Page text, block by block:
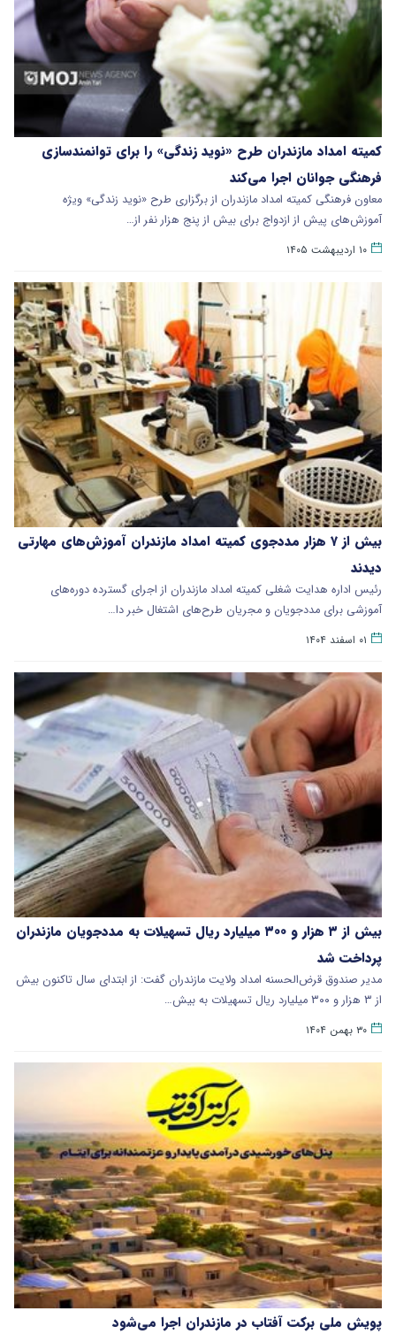
کمیته امداد مازندران طرح «نوید زندگی» را برای توانمندسازی
فرهنگی جوانان اجرا می‌کند
معاون فرهنگی کمیته امداد مازندران از برگزاری طرح «نوید زندگی» ویژه
آموزش‌های پیش از ازدواج برای بیش از پنج هزار نفر از…
۱۰ اردیبهشت ۱۴۰۵
بیش از ۷ هزار مددجوی کمیته امداد مازندران آموزش‌های مهارتی
دیدند
رئیس اداره هدایت شغلی کمیته امداد مازندران از اجرای گسترده دوره‌های
آموزشی برای مددجویان و مجریان طرح‌های اشتغال خبر دا…
۰۱ اسفند ۱۴۰۴
بیش از ۳ هزار و ۳۰۰ میلیارد ریال تسهیلات به مددجویان مازندران
پرداخت شد
مدیر صندوق قرض‌الحسنه امداد ولایت مازندران گفت: از ابتدای سال تاکنون بیش
از ۳ هزار و ۳۰۰ میلیارد ریال تسهیلات به بیش…
۳۰ بهمن ۱۴۰۴
پویش ملی برکت آفتاب در مازندران اجرا می‌شود